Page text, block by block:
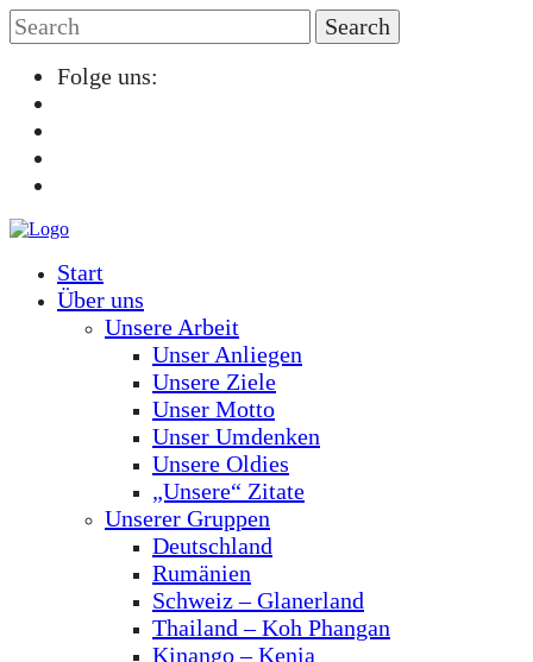
Folge uns:
Start
Über uns
Unsere Arbeit
Unser Anliegen
Unsere Ziele
Unser Motto
Unser Umdenken
Unsere Oldies
„Unsere“ Zitate
Unserer Gruppen
Deutschland
Rumänien
Schweiz – Glanerland
Thailand – Koh Phangan
Kinango – Kenia